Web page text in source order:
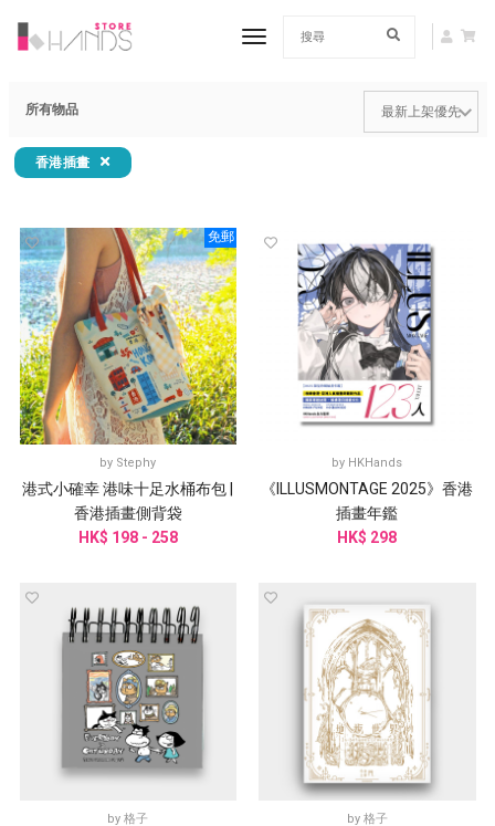
toggle navigation
所有物品
香港插畫
免郵
by Stephy
港式小確幸 港味十足水桶布包 |
香港插畫側背袋
HK$ 198 - 258
by HKHands
《ILLUSMONTAGE 2025》香港
插畫年鑑
HK$ 298
by格子 by 格子